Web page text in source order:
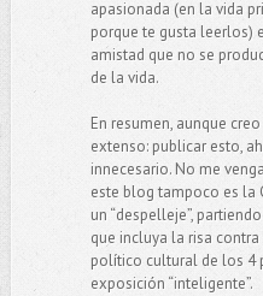
apasionada (en la vida
porque te gusta leerlos)
amistad que no se
de la vida.
En resumen, aunque
extenso: publicar esto,
innecesario. No me
este blog tampoco es la
un “despelleje”,
que incluya la risa
político cultural de los 4
exposición “inteligente”.